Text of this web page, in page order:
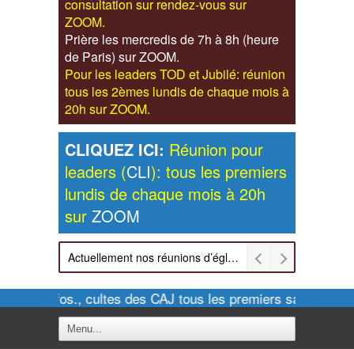
consultation sur rendez-vous sur
ZOOM.
Prière les mercredis de 7h à 8h (heure
de Paris) sur ZOOM.
Pour les leaders TOD et Jubilé: réunion
tous les 2èmes lundis de chaque mois à
20h sur ZOOM.
CLIQUEZ ICI: Réunion pour
leaders (CLI): tous les premiers
lundis de chaque mois à 20h
sur ZOOM
Actuellement nos réunions d’église sont retransmises sur ZOOM les dimanches à 11h et vendredis à 20h00
Pour infos., cultes des CAJ tous les premiers samedis